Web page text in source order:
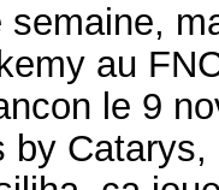
au
le 9
by